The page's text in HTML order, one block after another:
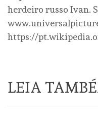
herdeiro russo Ivan.
https://
LEIA